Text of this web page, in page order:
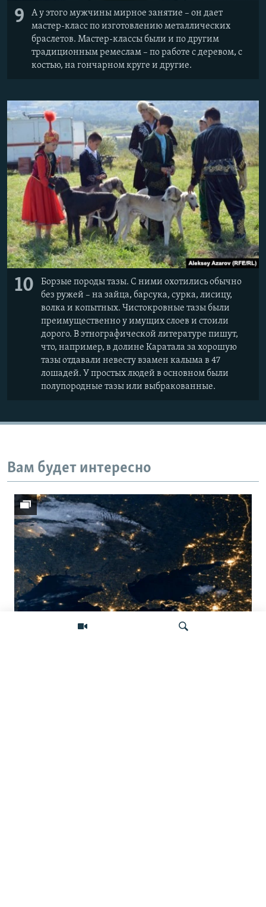
9
А у этого мужчины мирное занятие – он дает
мастер-класс по изготовлению металлических
браслетов. Мастер-классы были и по другим
традиционным ремеслам – по работе с деревом, с
костью, на гончарном круге и другие.
10
Борзые породы тазы. С ними охотились обычно
без ружей – на зайца, барсука, сурка, лисицу,
волка и копытных. Чистокровные тазы были
преимущественно у имущих слоев и стоили
дорого. В этнографической литературе пишут,
что, например, в долине Каратала за хорошую
тазы отдавали невесту взамен калыма в 47
лошадей. У простых людей в основном были
полупородные тазы или выбракованные.
Вам будет интересно